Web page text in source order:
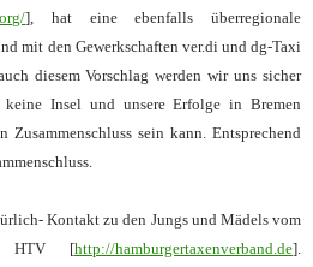
], hat eine ebenfalls überregionale
mit den Gewerkschaften ver.di und dg-Taxi
diesem Vorschlag werden wir uns sicher
Insel und unsere Erfolge in Bremen
sein kann. Entsprechend
Kontakt zu den Jungs und Mädels vom
HTV [http://hamburgertaxenverband.de].